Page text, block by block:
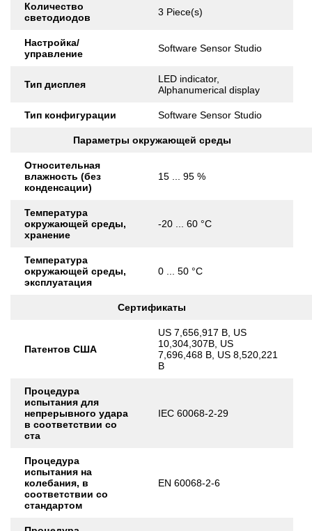
Количество
светодиодов
3 Piece(s)
Настройка/
управление
Software Sensor Studio
Тип дисплея
LED indicator,
Alphanumerical display
Тип конфигурации Software Sensor Studio
Параметры окружающей среды
Относительная
влажность (без
конденсации)
15 ... 95 %
Температура
окружающей среды,
хранение
-20 ... 60 °C
Температура
окружающей среды,
эксплуатация
0 ... 50 °C
Сертификаты
Патентов США
US 7,656,917 B, US
10,304,307B, US
7,696,468 B, US 8,520,221
B
Процедура
испытания для
непрерывного удара
в соответствии со
ста
IEC 60068-2-29
Процедура
испытания на
колебания, в
соответствии со
стандартом
EN 60068-2-6